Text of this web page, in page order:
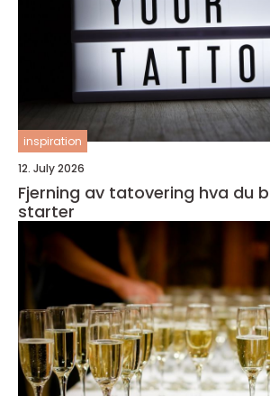
inspiration
12. July 2026
Fjerning av tatovering hva du bør vite før du
starter